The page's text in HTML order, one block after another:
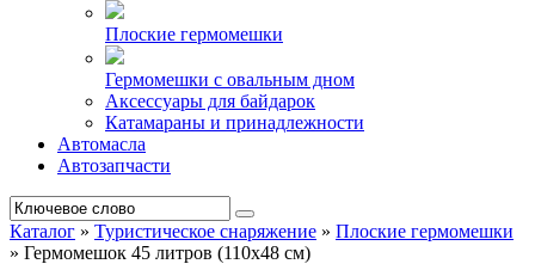
Плоские гермомешки
Гермомешки с овальным дном
Аксессуары для байдарок
Катамараны и принадлежности
Автомасла
Автозапчасти
Каталог » Туристическое снаряжение » Плоские гермомешки
» Гермомешок 45 литров (110х48 см)